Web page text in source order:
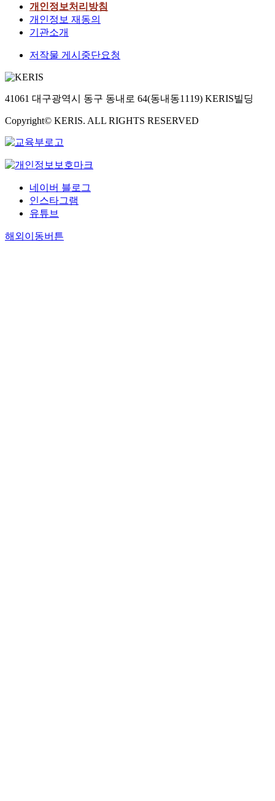
개인정보처리방침
개인정보 재동의
기관소개
저작물 게시중단요청
41061 대구광역시 동구 동내로 64(동내동1119) KERIS빌딩
Copyright© KERIS. ALL RIGHTS RESERVED
네이버 블로그
인스타그램
유튜브
해외이동버튼